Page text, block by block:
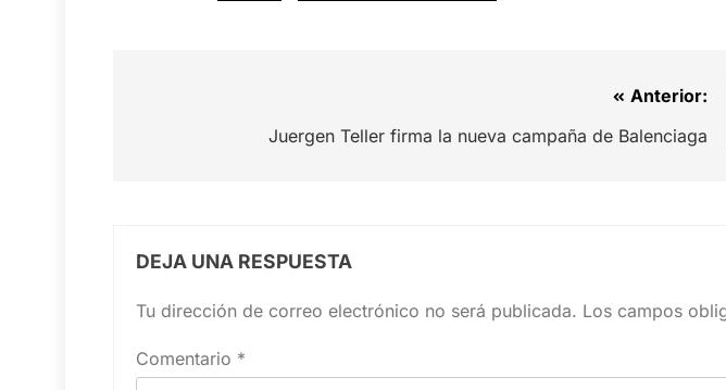
Anterior:
Juergen Teller firma la nueva campaña de Balenciaga
DEJA UNA RESPUESTA
Tu dirección de correo electrónico no será publicada. Los campos
Comentario *